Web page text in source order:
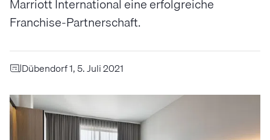
Marriott International eine erfolgreiche
Franchise-Partnerschaft.
Dübendorf 1, 5. Juli 2021